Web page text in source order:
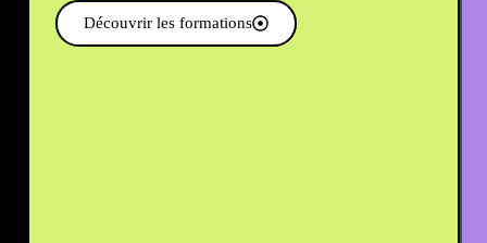
Découvrir les formations